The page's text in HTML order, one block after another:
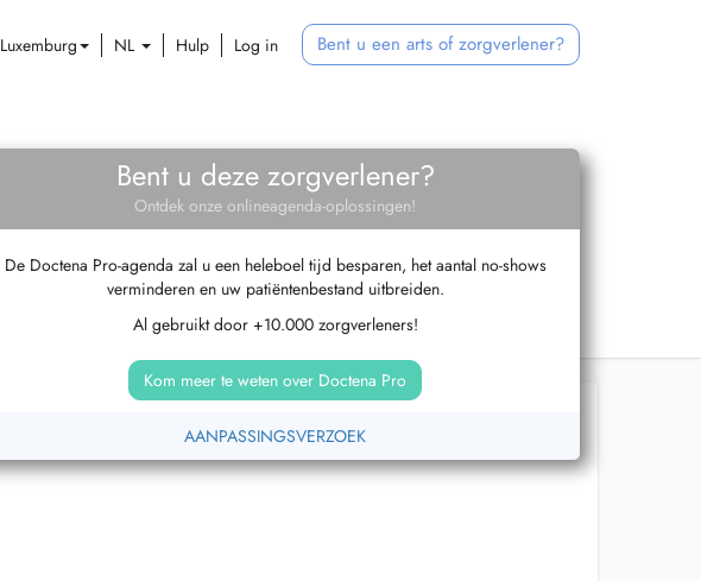
Luxemburg NL Hulp Log in Bent u een arts of zorgverlener?
Bent u deze zorgverlener?
Ontdek onze onlineagenda-oplossingen!
De Doctena Pro-agenda zal u een heleboel tijd besparen, het aantal no-shows
verminderen en uw patiëntenbestand uitbreiden.
Al gebruikt door +10.000 zorgverleners!
Kom meer te weten over Doctena Pro
AANPASSINGSVERZOEK